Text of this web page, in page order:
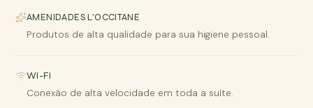
AMENIDADES L'OCCITANE
Produtos de alta qualidade para sua higiene pessoal.
WI-FI
Conexão de alta velocidade em toda a suíte.